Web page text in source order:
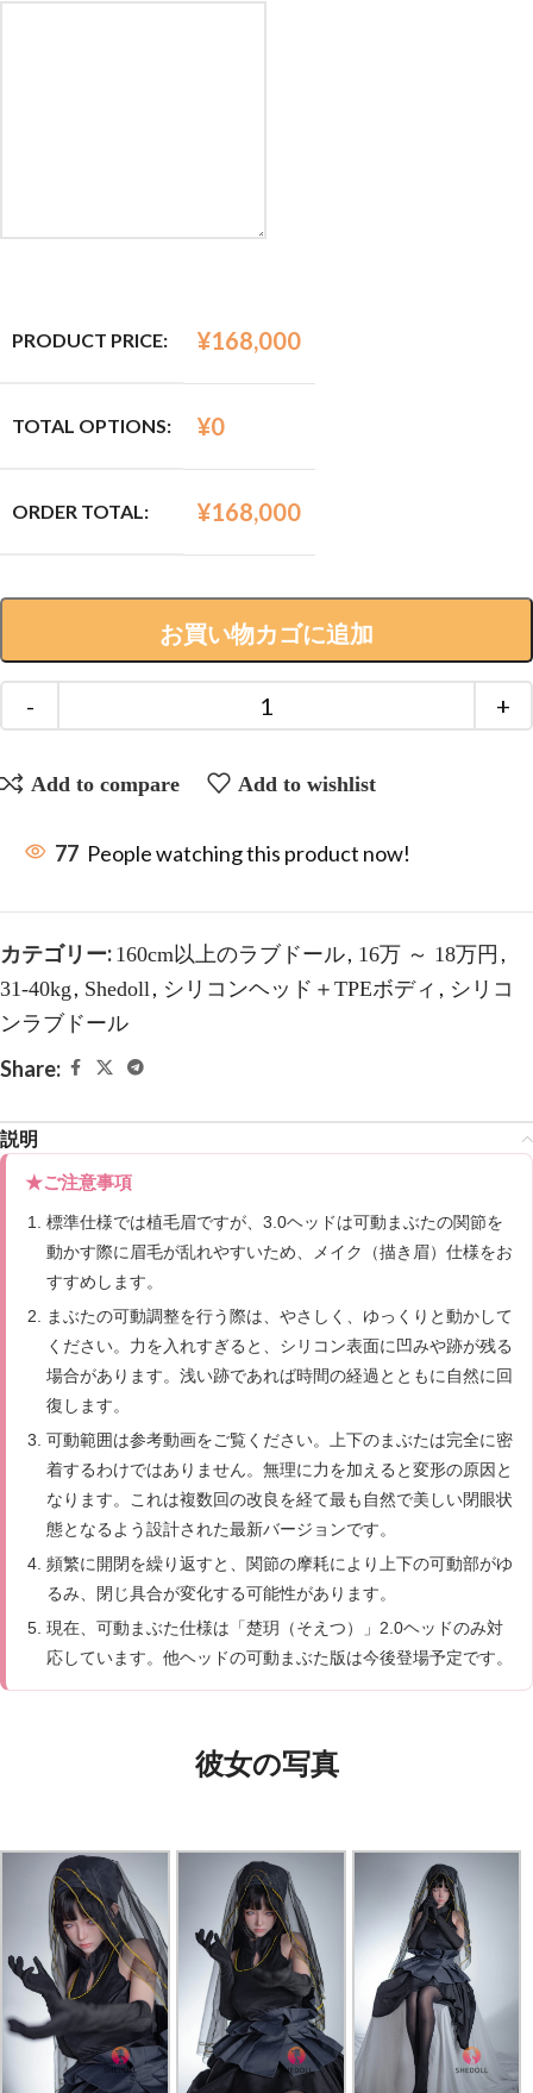
PRODUCT PRICE: ¥168,000
TOTAL OPTIONS: ¥0
ORDER TOTAL: ¥168,000
お買い物カゴに追加
Add to compare Add to wishlist
77 People watching this product now!
カテゴリー: 160cm以上のラブドール, 16万 ～ 18万円 ,
31-40kg , Shedoll, シリコンヘッド＋TPEボディ , シリコ
ンラブドール
Share:
説明
★ご注意事項
標準仕様では植毛眉ですが、3.0ヘッドは可動まぶたの関節を
動かす際に眉毛が乱れやすいため、メイク（描き眉）仕様をお
すすめします。
まぶたの可動調整を行う際は、やさしく、ゆっくりと動かして
ください。力を入れすぎると、シリコン表面に凹みや跡が残る
場合があります。浅い跡であれば時間の経過とともに自然に回
復します。
可動範囲は参考動画をご覧ください。上下のまぶたは完全に密
着するわけではありません。無理に力を加えると変形の原因と
なります。これは複数回の改良を経て最も自然で美しい閉眼状
態となるよう設計された最新バージョンです。
頻繁に開閉を繰り返すと、関節の摩耗により上下の可動部がゆ
るみ、閉じ具合が変化する可能性があります。
現在、可動まぶた仕様は「楚玥（そえつ）」2.0ヘッドのみ対
応しています。他ヘッドの可動まぶた版は今後登場予定です。
彼女の写真